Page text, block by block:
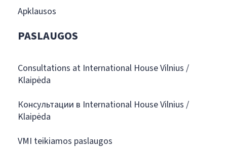
Apklausos
PASLAUGOS
Consultations at International House Vilnius /
Klaipėda
Консультации в International House Vilnius /
Klaipėda
VMI teikiamos paslaugos